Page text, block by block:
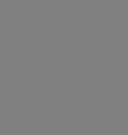
и экономическому
по финансовому